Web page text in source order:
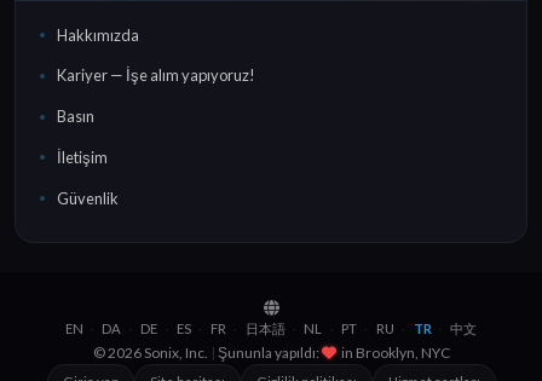
Hakkımızda
Kariyer — İşe alım yapıyoruz!
Basın
İletişim
Güvenlik
EN · DA · DE · ES · FR · 日本語 · NL · PT · RU · TR · 中文
© 2026 Sonix, Inc. | Şununla yapıldı: in Brooklyn, NYC